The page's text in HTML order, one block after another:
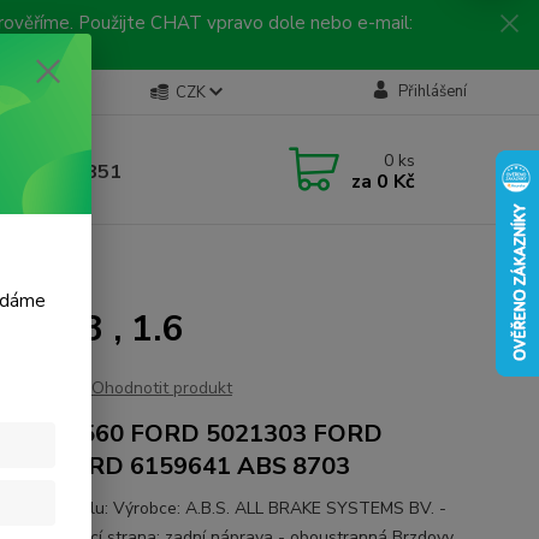
Použijte CHAT vpravo dole nebo e-mail:
Kontakty CZK Přihlášení
linka
792 217 851
9-16 hod.)
0 ks
za 0 Kč
- 1.3 , 1.6
- 1.3 , 1.6
Ohodnotit produkt
5020560 FORD 5021303 FORD
FORD 6159641 ABS 8703
o autodílu: Výrobce: A.B.S. ALL BRAKE SYSTEMS BV. -